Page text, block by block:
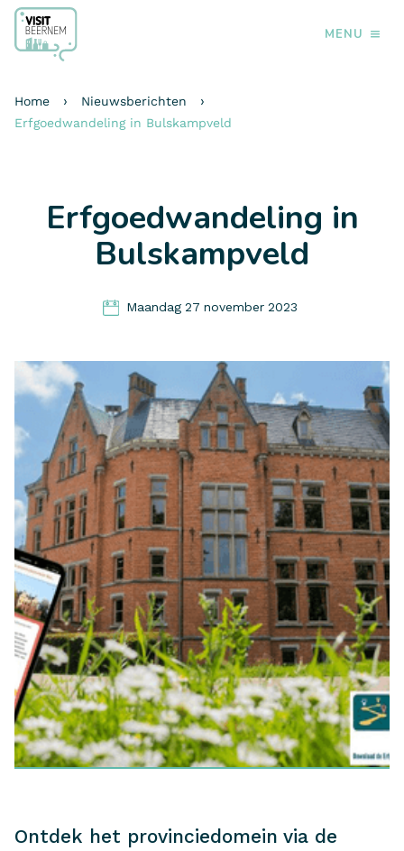
MENU
Home › Nieuwsberichten ›
Erfgoedwandeling in Bulskampveld
Erfgoedwandeling in
Bulskampveld
Maandag 27 november 2023
Ontdek het provinciedomein via de